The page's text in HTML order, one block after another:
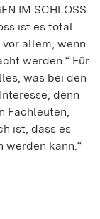
IM SCHLOSS
ist es total
allem, wenn
werden.“ Für
was bei den
denn
Fachleuten,
ist, dass es
werden kann.“